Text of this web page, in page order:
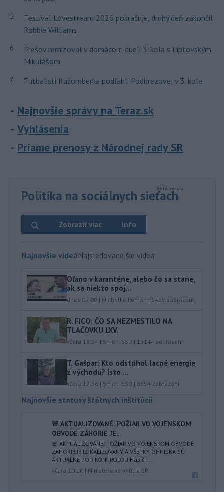
5
Festival Lovestream 2026 pokračuje, druhý deň zakončil
Robbie Williams
6
Prešov remizoval v domácom dueli 3. kola s Liptovským
Mikulášom
7 Futbalisti Ružomberka podľahli Podbrezovej v 3. kole
Najnovšie správy na Teraz.sk
Vyhlásenia
Priame prenosy z Národnej rady SR
Politika na sociálnych sieťach
Info
Zobraziť viac
Najnovšie videáNajsledovanejšie videá
Oľano v karanténe, alebo čo sa stane,
ak sa niekto spoj...
dnes 05:00 | Michelko Roman | 1455 zobrazení
R. FICO: ČO SA NEZMESTILO NA
TLAČOVKU LXV.
včera 18:24 | Smer - SSD | 15144 zobrazení
T. Gašpar: Kto odstrihol lacné energie
z východu? Isto ...
včera 17:56 | Smer - SSD | 8554 zobrazení
Najnovšie statusy štátnych inštitúcií
🚨 AKTUALIZOVANÉ: POŽIAR VO VOJENSKOM
OBVODE ZÁHORIE JE...
🚨 AKTUALIZOVANÉ: POŽIAR VO VOJENSKOM OBVODE
ZÁHORIE JE LOKALIZOVANÝ A VŠETKY OHNISKÁ SÚ
AKTUÁLNE POD KONTROLOU Hasiči ...
včera 20:10 | Ministerstvo vnútra SR